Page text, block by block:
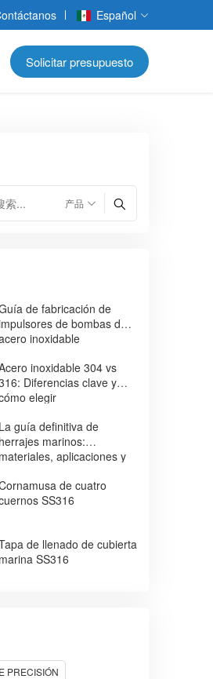
Español
Solicitar presupuesto
de fabricación de
de bombas de
inoxidable
inoxidable 304 vs
Diferencias clave y
elegir
La guía definitiva de
herrajes marinos:
materiales, aplicaciones y
de cuatro
SS316
de llenado de cubierta
marina SS316
PRECISIÓN